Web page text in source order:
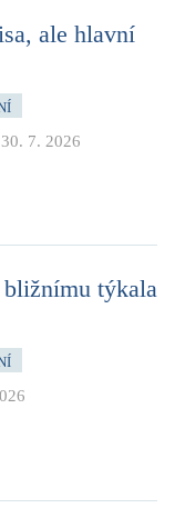
ale hlavní
30. 7. 2026
týkala